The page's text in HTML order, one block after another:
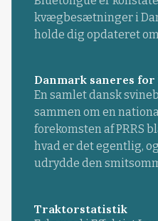
kvægbesætninger i
holde dig opdateret
Danmark saneres for
En samlet dansk
sammen om en
forekomsten af PRRS
hvad er det egentlig,
udrydde den
Traktorstatistik